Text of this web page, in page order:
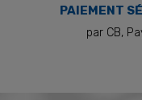
PAIEMENT
par CB,